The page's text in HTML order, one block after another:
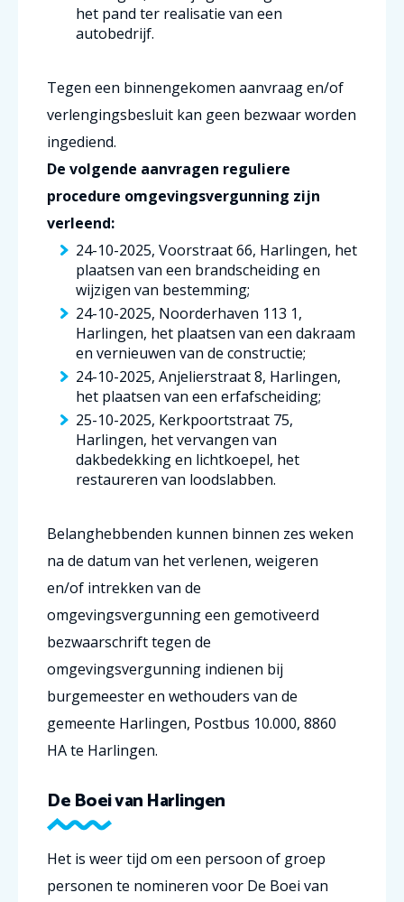
het pand ter realisatie van een
autobedrijf.
Tegen een binnengekomen aanvraag en/of
verlengingsbesluit kan geen bezwaar worden
ingediend.
De volgende aanvragen reguliere
procedure omgevingsvergunning zijn
verleend:
24-10-2025, Voorstraat 66, Harlingen, het
plaatsen van een brandscheiding en
wijzigen van bestemming;
24-10-2025, Noorderhaven 113 1,
Harlingen, het plaatsen van een dakraam
en vernieuwen van de constructie;
24-10-2025, Anjelierstraat 8, Harlingen,
het plaatsen van een erfafscheiding;
25-10-2025, Kerkpoortstraat 75,
Harlingen, het vervangen van
dakbedekking en lichtkoepel, het
restaureren van loodslabben.
Belanghebbenden kunnen binnen zes weken
na de datum van het verlenen, weigeren
en/of intrekken van de
omgevingsvergunning een gemotiveerd
bezwaarschrift tegen de
omgevingsvergunning indienen bij
burgemeester en wethouders van de
gemeente Harlingen, Postbus 10.000, 8860
HA te Harlingen.
De Boei van Harlingen
Het is weer tijd om een persoon of groep
personen te nomineren voor De Boei van